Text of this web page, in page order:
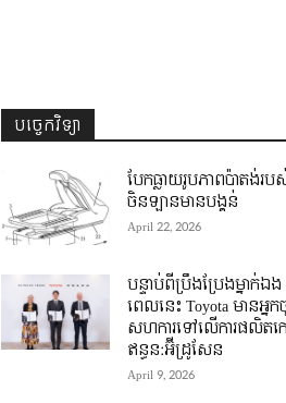
បច្ចេកវិទ្យា
បែកធ្លាយរូបភាពប៉ាតង់រ
ចិនឡានមានបង្គន់
April 22, 2026
បន្ទាប់ពីប្រឹងប្រែងម្នាក់ឯង
ពេលនេះ Toyota មានអ្ន
សហការទៅលើការផលិត
ឥន្ធន:អ៊ីដ្រូសែន
April 9, 2026